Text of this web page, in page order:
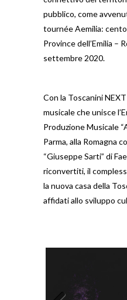
pubblico, come
tournée Aemilia:
Province dell’Emilia –
settembre 2020.
Con la Toscanini
musicale che unisce
Produzione Musicale
Parma, alla Romagna
“Giuseppe Sarti” di
riconvertiti, il
la nuova casa della
affidati allo sviluppo